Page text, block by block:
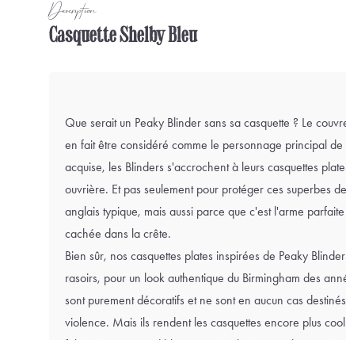
Description
Casquette Shelby Bleu
Que serait un Peaky Blinder sans sa casquette ? Le
en fait être considéré comme le personnage principal
acquise, les Blinders s'accrochent à leurs casquettes
ouvrière. Et pas seulement pour protéger ces superbes
anglais typique, mais aussi parce que c'est l'arme
cachée dans la crête.
Bien sûr, nos casquettes plates inspirées de Peaky
rasoirs, pour un look authentique du Birmingham des
sont purement décoratifs et ne sont en aucun cas
violence. Mais ils rendent les casquettes encore plus